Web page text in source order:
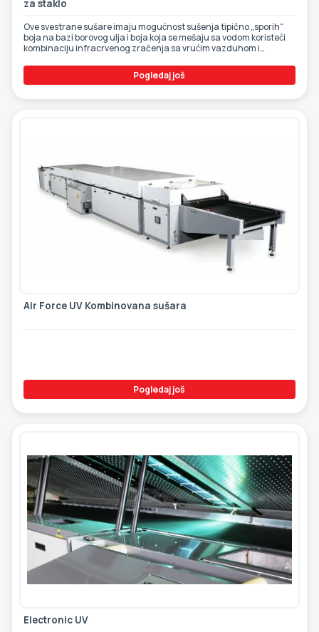
za staklo
Ove svestrane sušare imaju mogućnost sušenja tipično „sporih“
boja na bazi borovog ulja i boja koja se mešaju sa vodom koristeći
kombinaciju infracrvenog zračenja sa vrućim vazduhom i
odozdo.
Pogledaj još
Air Force UV Kombinovana sušara
Pogledaj još
Electronic UV